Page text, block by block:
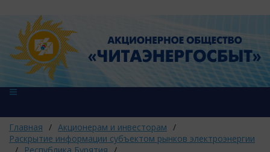
Главная / Акционерам и инвесторам /
Раскрытие информации субъектом рынков электроэнергии